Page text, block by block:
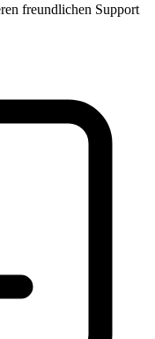
freundlichen Support